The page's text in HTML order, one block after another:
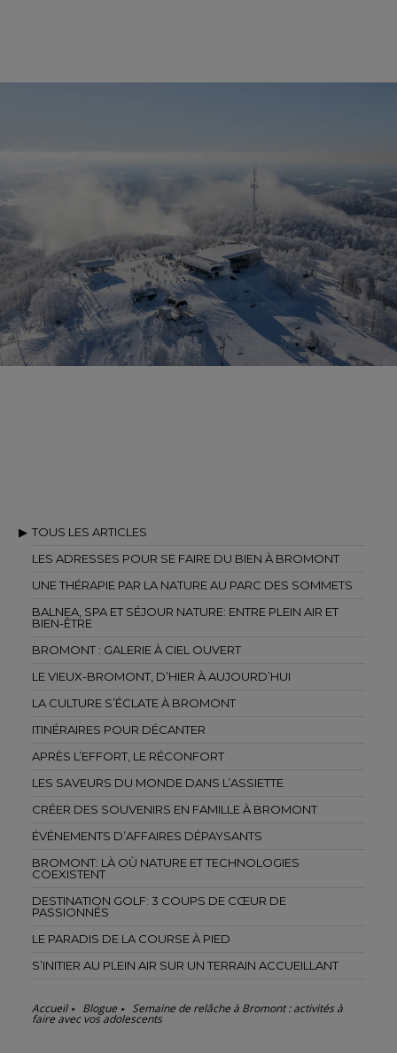
TOUS LES ARTICLES
LES ADRESSES POUR SE FAIRE DU BIEN À BROMONT
UNE THÉRAPIE PAR LA NATURE AU PARC DES SOMMETS
BALNEA, SPA ET SÉJOUR NATURE: ENTRE PLEIN AIR ET
BIEN-ÊTRE
BROMONT : GALERIE À CIEL OUVERT
LE VIEUX-BROMONT, D’HIER À AUJOURD’HUI
LA CULTURE S’ÉCLATE À BROMONT
ITINÉRAIRES POUR DÉCANTER
APRÈS L’EFFORT, LE RÉCONFORT
LES SAVEURS DU MONDE DANS L’ASSIETTE
CRÉER DES SOUVENIRS EN FAMILLE À BROMONT
ÉVÉNEMENTS D’AFFAIRES DÉPAYSANTS
BROMONT: LÀ OÙ NATURE ET TECHNOLOGIES
COEXISTENT
DESTINATION GOLF: 3 COUPS DE CŒUR DE
PASSIONNÉS
LE PARADIS DE LA COURSE À PIED
S’INITIER AU PLEIN AIR SUR UN TERRAIN ACCUEILLANT
Accueil Blogue Semaine de relâche à Bromont : activités à
faire avec vos adolescents